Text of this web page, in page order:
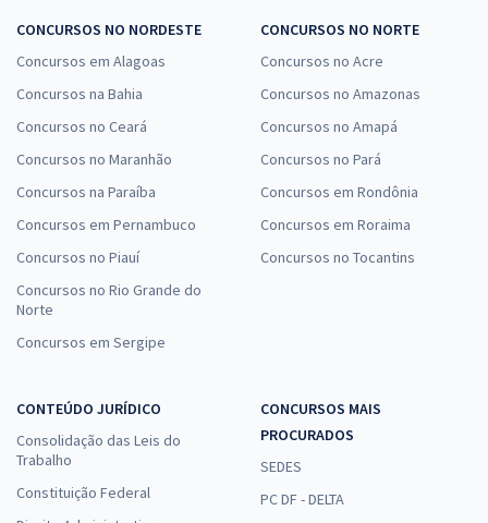
CONCURSOS NO NORDESTE
Concursos em Alagoas
Concursos na Bahia
Concursos no Ceará
Concursos no Maranhão
Concursos na Paraíba
Concursos em Pernambuco
Concursos no Piauí
Concursos no Rio Grande do
Norte
Concursos em Sergipe
CONCURSOS NO NORTE
Concursos no Acre
Concursos no Amazonas
Concursos no Amapá
Concursos no Pará
Concursos em Rondônia
Concursos em Roraima
Concursos no Tocantins
CONTEÚDO JURÍDICO
Consolidação das Leis do
Trabalho
Constituição Federal
CONCURSOS MAIS
PROCURADOS
SEDES
PC DF - DELTA